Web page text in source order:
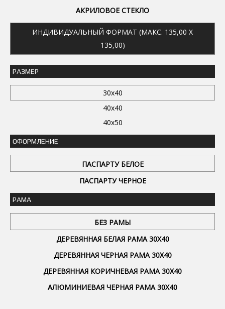
АКРИЛОВОЕ СТЕКЛО
ИНДИВИДУАЛЬНЫЙ ФОРМАТ (МАКС. 135,00 X
135,00)
РАЗМЕР
30x40
40x40
40x50
ОФОРМЛЕНИЕ
ПАСПАРТУ БЕЛОЕ
ПАСПАРТУ ЧЕРНОЕ
РАМА
БЕЗ РАМЫ
ДЕРЕВЯННАЯ БЕЛАЯ РАМА 30Х40
ДЕРЕВЯННАЯ ЧЕРНАЯ РАМА 30Х40
ДЕРЕВЯННАЯ КОРИЧНЕВАЯ РАМА 30Х40
АЛЮМИНИЕВАЯ ЧЕРНАЯ РАМА 30Х40